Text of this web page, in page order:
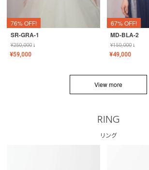
76% OFF!
SR-GRA-1
¥250,000↓
¥59,000
67% OFF!
MD-BLA-2
¥150,000↓
¥49,000
View more
RING
リング